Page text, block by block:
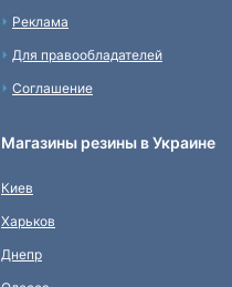
Реклама
Для правообладателей
Соглашение
Магазины резины в Украине
Киев
Харьков
Днепр